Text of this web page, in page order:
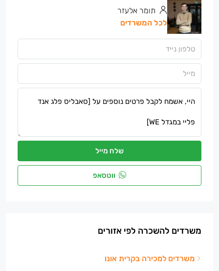
תומר אלעזר
לכל המשרדים
שלח מייל
ווטסאפ
משרדים להשכרה לפי אזורים
משרדים למכירה בקרית אונו